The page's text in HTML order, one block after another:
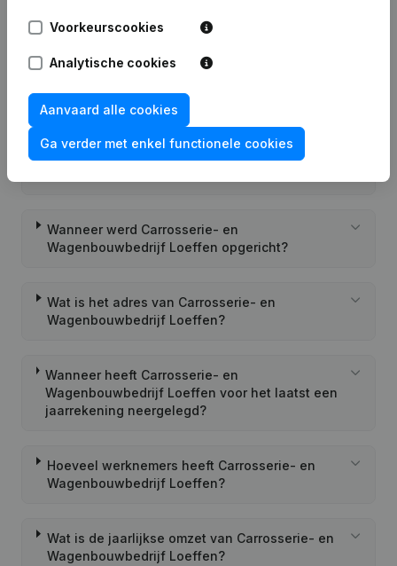
Wagenbouwbedrijf Loeffen?
Wagenbouwbedrijf Loeffen?
Wat is het PEPPOL ID van Carrosserie- en
Wanneer werd Carrosserie- en
Wagenbouwbedrijf Loeffen opgericht?
Wat is het adres van Carrosserie- en
Wagenbouwbedrijf Loeffen?
Wanneer heeft Carrosserie- en
Wagenbouwbedrijf Loeffen voor het laatst een
jaarrekening neergelegd?
Hoeveel werknemers heeft Carrosserie- en
Wagenbouwbedrijf Loeffen?
Wat is de jaarlijkse omzet van Carrosserie- en
Wagenbouwbedrijf Loeffen?
Voorkeurscookies
Analytische cookies
Aanvaard alle cookies
Ga verder met enkel functionele cookies